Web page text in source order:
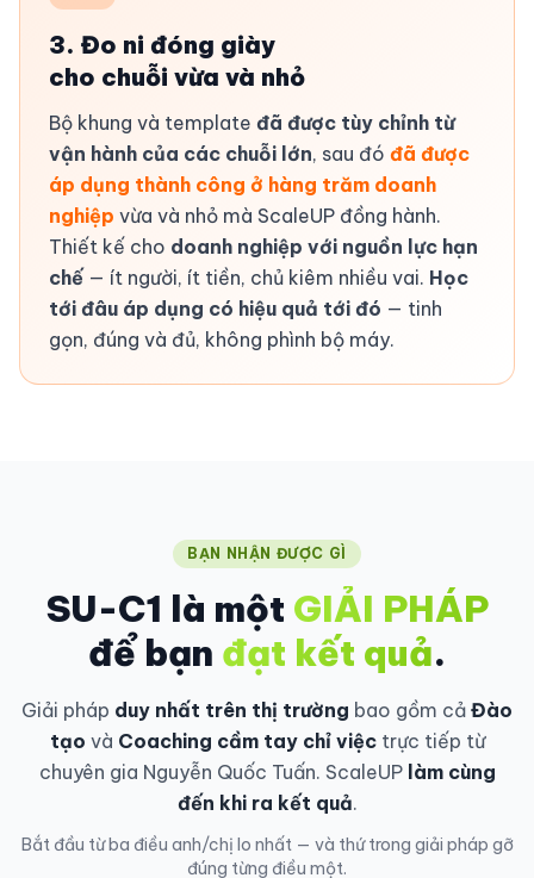
3. Đo ni đóng giày
cho chuỗi vừa và nhỏ
Bộ khung và template đã được tùy chỉnh từ
vận hành của các chuỗi lớn, sau đó đã được
áp dụng thành công ở hàng trăm doanh
nghiệp vừa và nhỏ mà ScaleUP đồng hành.
Thiết kế cho doanh nghiệp với nguồn lực hạn
chế — ít người, ít tiền, chủ kiêm nhiều vai. Học
tới đâu áp dụng có hiệu quả tới đó — tinh
gọn, đúng và đủ, không phình bộ máy.
BẠN NHẬN ĐƯỢC GÌ
SU-C1 là một GIẢI PHÁP
để bạn đạt kết quả.
Giải pháp duy nhất trên thị trường bao gồm cả Đào
tạo và Coaching cầm tay chỉ việctrực tiếp từ
chuyên gia Nguyễn Quốc Tuấn. ScaleUP làm cùng
đến khi ra kết quả.
Bắt đầu từ ba điều anh/chị lo nhất — và thứ trong giải pháp gỡ
đúng từng điều một.